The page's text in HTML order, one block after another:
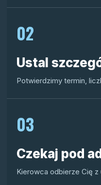
02
Ustal
Potwierdzimy termin,
03
Czekaj pod
Kierowca odbierze Cię